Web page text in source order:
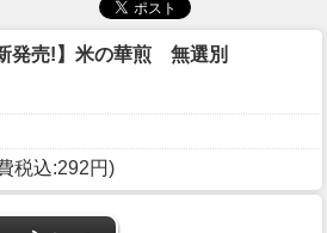
発売!】米の華煎 無選別
税込:292円)